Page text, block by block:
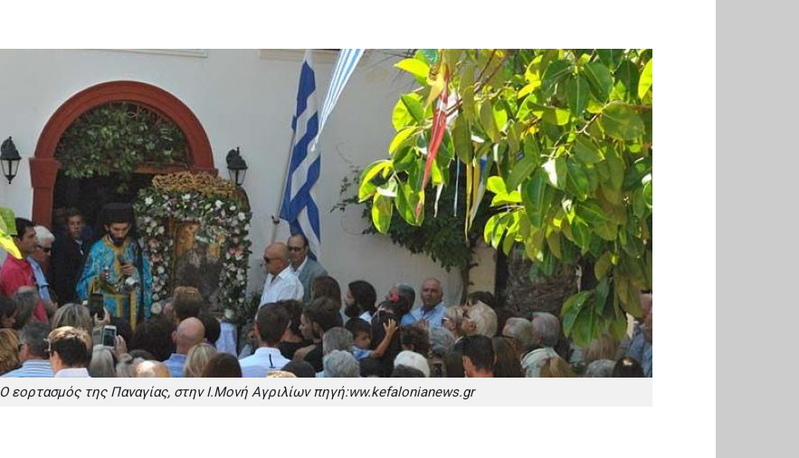
O εορτασμός της Παναγίας, στην Ι.Μονή Αγριλίων πηγή:ww.kefalonianews.gr